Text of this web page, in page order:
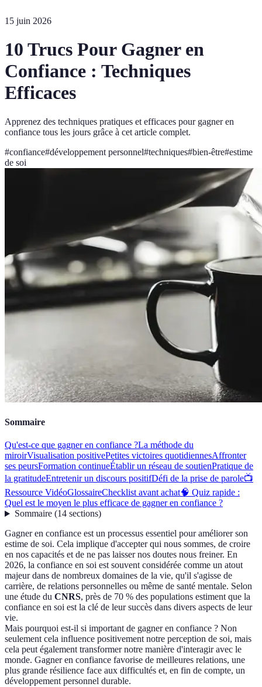
15 juin 2026
10 Trucs Pour Gagner en
Confiance : Techniques
Efficaces
Apprenez des techniques pratiques et efficaces pour gagner en
confiance tous les jours grâce à cet article complet.
#confiance#développement personnel#techniques#bien-être#estime
de soi
Sommaire
Qu'est-ce que gagner en confiance ?La méthode du
miroirVisualisation positivePetites victoires quotidiennesAffronter
ses peursFormation continueÉtablir un réseau de soutienPratique de
la gratitudeEntretenir un discours positifDéfi de la prise de parole📺
Ressource VidéoGlossaireChecklist avant achat🧠 Quiz rapide :
Quel est le moyen le plus efficace de gagner en confiance ?
Sommaire(14 sections)
Gagner en confiance est un processus essentiel pour améliorer son
estime de soi. Cela implique d'accepter qui nous sommes, de croire
en nos capacités et de ne pas laisser nos doutes nous freiner. En
2026, la confiance en soi est souvent considérée comme un atout
majeur dans de nombreux domaines de la vie, qu'il s'agisse de
carrière, de relations personnelles ou même de santé mentale. Selon
une étude du CNRS, près de 70 % des populations estiment que la
confiance en soi est la clé de leur succès dans divers aspects de leur
vie.
Mais pourquoi est-il si important de gagner en confiance ? Non
seulement cela influence positivement notre perception de soi, mais
cela peut également transformer notre manière d'interagir avec le
monde. Gagner en confiance favorise de meilleures relations, une
plus grande résilience face aux difficultés et, en fin de compte, un
développement personnel durable.